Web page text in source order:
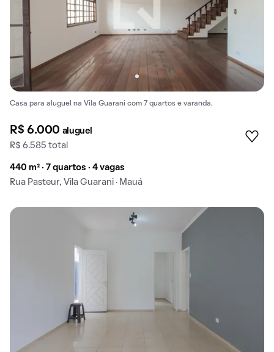
Casa para aluguel na Vila Guarani com 7 quartos e varanda.
R$ 6.000 aluguel
R$ 6.585 total
440 m² · 7 quartos · 4 vagas
Rua Pasteur, Vila Guarani · Mauá